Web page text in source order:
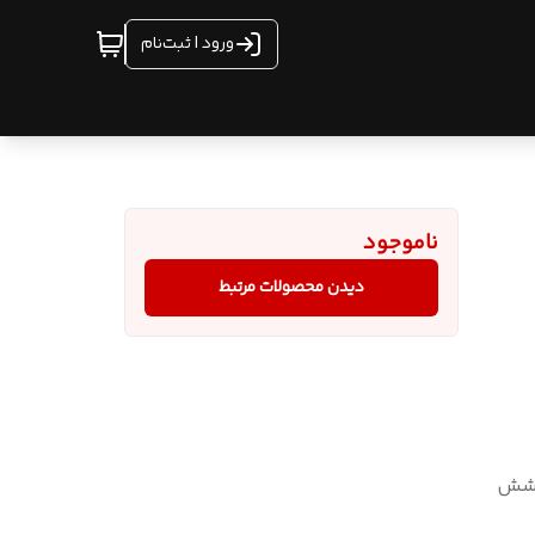
ورود | ثبت‌نام
ناموجود
دیدن محصولات مرتبط